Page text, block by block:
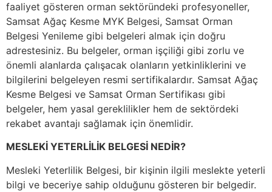
faaliyet gösteren orman sektöründeki profesyoneller,
Samsat Ağaç Kesme MYK Belgesi, Samsat Orman
Belgesi Yenileme gibi belgeleri almak için doğru
adrestesiniz. Bu belgeler, orman işçiliği gibi zorlu ve
önemli alanlarda çalışacak olanların yetkinliklerini ve
bilgilerini belgeleyen resmi sertifikalardır. Samsat Ağaç
Kesme Belgesi ve Samsat Orman Sertifikası gibi
belgeler, hem yasal gereklilikler hem de sektördeki
rekabet avantajı sağlamak için önemlidir.
MESLEKİ YETERLİLİK BELGESİ NEDİR?
Mesleki Yeterlilik Belgesi, bir kişinin ilgili meslekte yeterli
bilgi ve beceriye sahip olduğunu gösteren bir belgedir.